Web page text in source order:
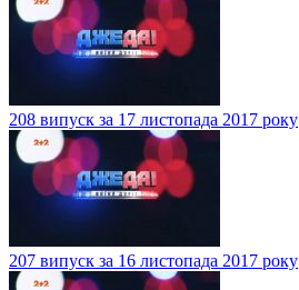
208 випуск за 17 листопада 2017 року
207 випуск за 16 листопада 2017 року